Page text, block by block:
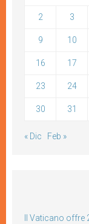
2 3
9 10
16 17
23 24
30 31
« Dic Feb »
Il Vaticano